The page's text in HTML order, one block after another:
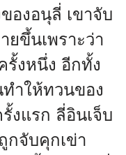
องอนุลี่ เขาจับ
ยขึ้นเพราะว่า
รั้งหนึ่ง อีกทั้ง
ำให้ทวนของ
งแรก ลี่อินเจ็บ
กจับคุกเข่า